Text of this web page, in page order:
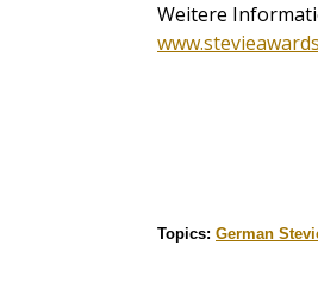
Weitere
Topics: German